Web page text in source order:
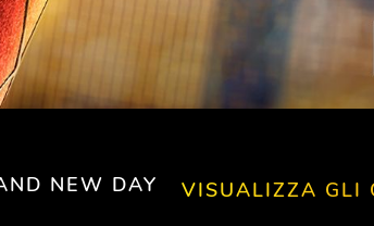
NEW DAY VISUALIZZA GLI